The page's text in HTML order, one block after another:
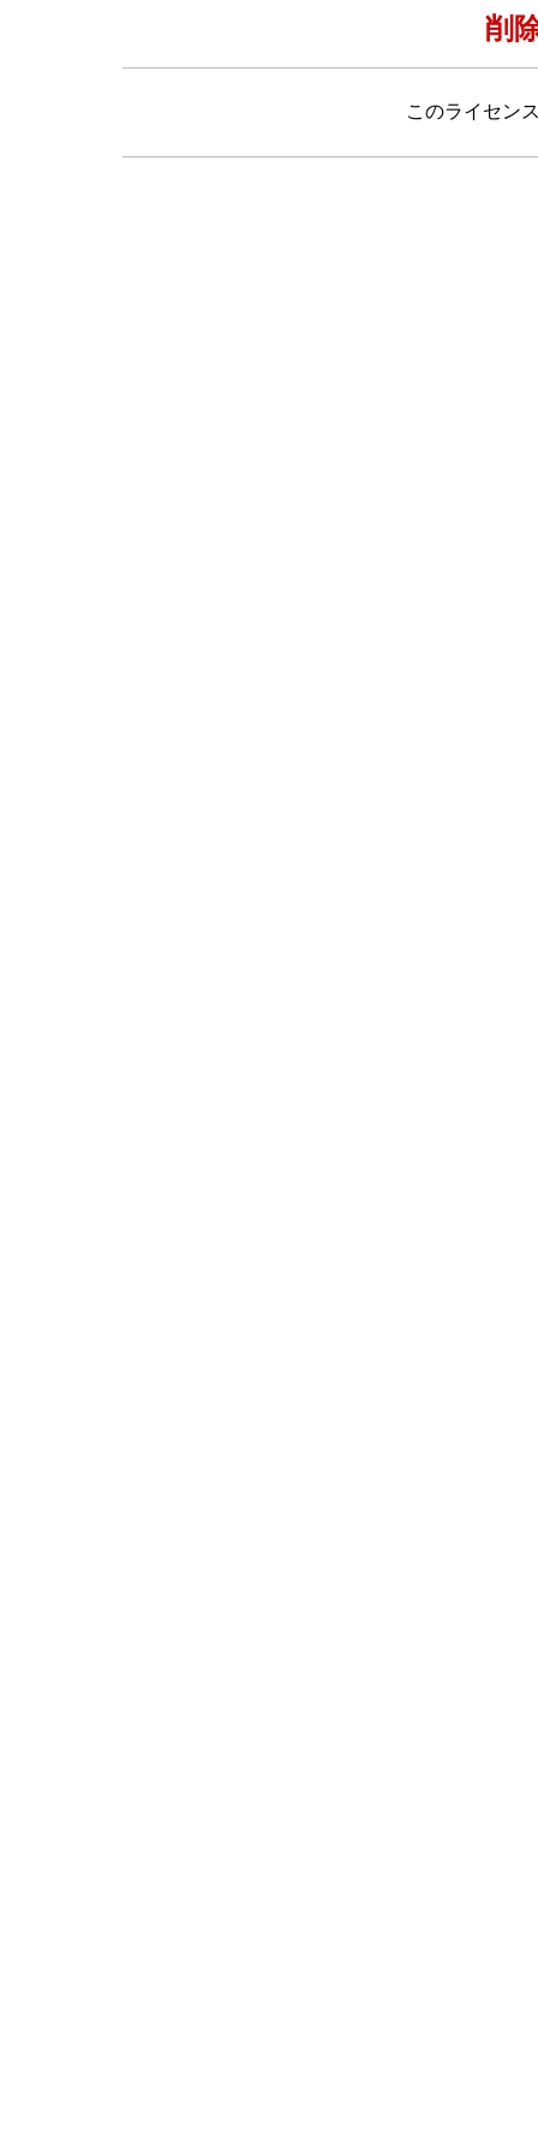
削
このライセン